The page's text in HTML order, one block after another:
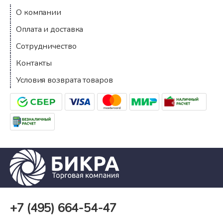
О компании
Оплата и доставка
Сотрудничество
Контакты
Условия возврата товаров
+7 (495) 664-54-47